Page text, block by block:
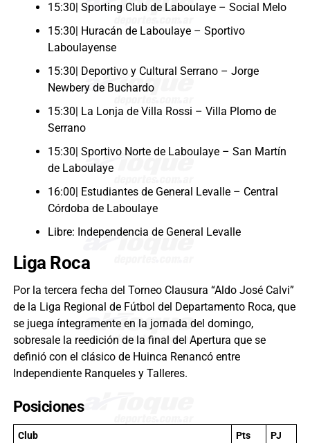
15:30| Sporting Club de Laboulaye – Social Melo
15:30| Huracán de Laboulaye – Sportivo
Laboulayense
15:30| Deportivo y Cultural Serrano – Jorge
Newbery de Buchardo
15:30| La Lonja de Villa Rossi – Villa Plomo de
Serrano
15:30| Sportivo Norte de Laboulaye – San Martín
de Laboulaye
16:00| Estudiantes de General Levalle – Central
Córdoba de Laboulaye
Libre: Independencia de General Levalle
Liga Roca
Por la tercera fecha del Torneo Clausura “Aldo José Calvi”
de la Liga Regional de Fútbol del Departamento Roca, que
se juega íntegramente en la jornada del domingo,
sobresale la reedición de la final del Apertura que se
definió con el clásico de Huinca Renancó entre
Independiente Ranqueles y Talleres.
Posiciones
Club Pts
PJ